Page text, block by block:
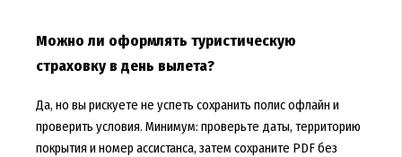
Можно ли оформлять туристическую
страховку в день вылета?
Да, но вы рискуете не успеть сохранить полис офлайн и
проверить условия. Минимум: проверьте даты, территорию
покрытия и номер ассистанса, затем сохраните PDF без